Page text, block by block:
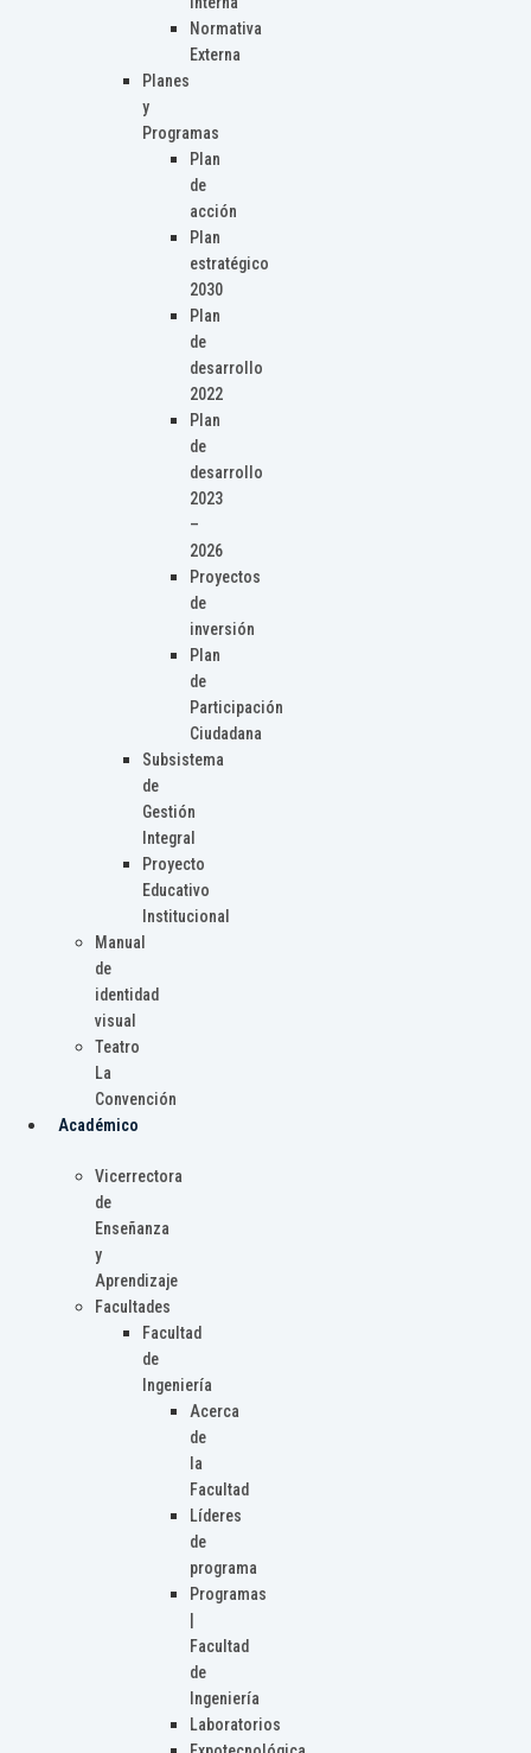
Normativa
Externa
Planes
y
Programas
Plan
de
acción
Plan
estratégico
2030
Plan
de
desarrollo
2022
Plan
de
desarrollo
2023
–
2026
Proyectos
de
inversión
Plan
de
Participación
Ciudadana
Subsistema
de
Gestión
Integral
Proyecto
Educativo
Institucional
Manual
de
identidad
visual
Teatro
La
Convención
Académico
Vicerrectora
de
Enseñanza
y
Aprendizaje
Facultades
Facultad
de
Ingeniería
Acerca
de
la
Facultad
Líderes
de
programa
Programas
Facultad
de
Ingeniería
Laboratorios